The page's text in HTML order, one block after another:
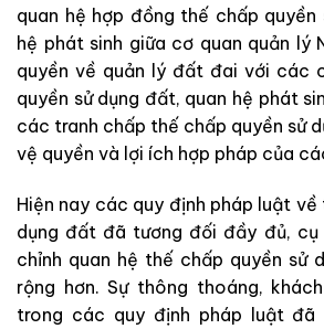
quan hệ hợp đồng thế chấp quyền
hệ phát sinh giữa cơ quan quản lý
quyền về quản lý đất đai với các
quyền sử dụng đất, quan hệ phát
các tranh chấp thế chấp quyền sử
vệ quyền và lợi ích hợp pháp của
Hiện nay các quy định pháp luật về
dụng đất đã tương đối đầy đủ, cụ
chỉnh quan hệ thế chấp quyền sử
rộng hơn.Sự thông thoáng, khách
trong các quy định pháp luật đã